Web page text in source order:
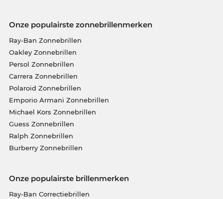
Onze populairste zonnebrillenmerken
Ray-Ban Zonnebrillen
Oakley Zonnebrillen
Persol Zonnebrillen
Carrera Zonnebrillen
Polaroid Zonnebrillen
Emporio Armani Zonnebrillen
Michael Kors Zonnebrillen
Guess Zonnebrillen
Ralph Zonnebrillen
Burberry Zonnebrillen
Onze populairste brillenmerken
Ray-Ban Correctiebrillen